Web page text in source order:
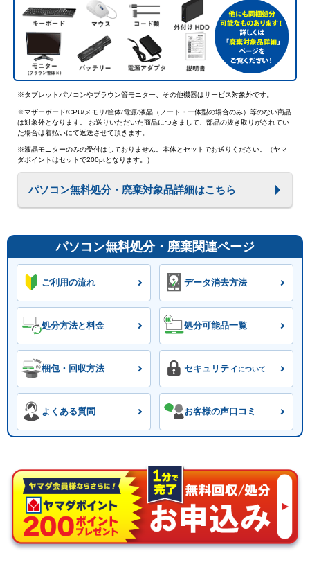
※タブレットパソコンやブラウン管モニター、その他機器はサービス対象外です。
※マザーボード/CPU/メモリ/筐体/電源/液晶（ノート・一体型の場合のみ）等のない商品
は対象外となります。 お送りいただいた商品につきまして、部品の抜き取りがされてい
た場合は着払いにて返送させて頂きます。
※液晶モニターのみの受付はしておりません。本体とセットでお送りください。（ヤマ
ダポイントはセットで200ptとなります。）
パソコン無料処分・廃棄対象品詳細はこちら
パソコン無料処分・廃棄関連ページ
ご利用の流れ データ消去方法
処分方法と料金 処分可能品一覧
梱包・回収方法 セキュリティ について
よくある質問 お客様の声口コミ